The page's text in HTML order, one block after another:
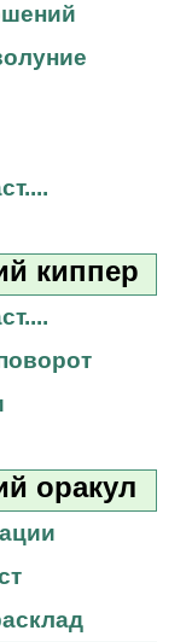
киппер
оракул